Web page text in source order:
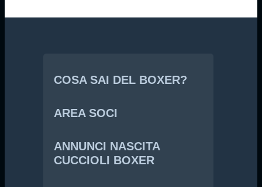
COSA SAI DEL BOXER?
AREA SOCI
ANNUNCI NASCITA
CUCCIOLI BOXER